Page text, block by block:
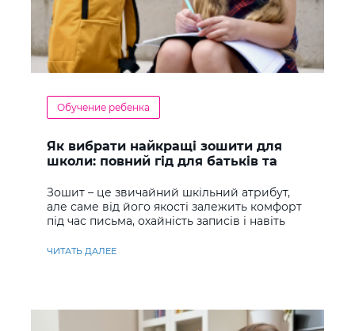
Обучение ребенка
Як вибрати найкращі зошити для
школи: повний гід для батьків та
Зошит – це звичайний шкільний атрибут,
але саме від його якості залежить комфорт
під час письма, охайність записів і навіть
ЧИТАТЬ ДАЛЕЕ